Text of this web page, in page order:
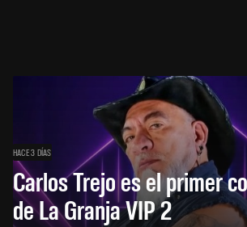
HACE 3 DÍAS
Carlos Trejo es el primer
de La Granja VIP 2